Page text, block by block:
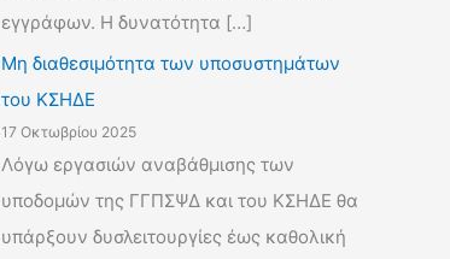
εγγράφων. Η δυνατότητα […]
Μη διαθεσιμότητα των υποσυστημάτων
του ΚΣΗΔΕ
17 Οκτωβρίου 2025
Λόγω εργασιών αναβάθμισης των
υποδομών της ΓΓΠΣΨΔ και του ΚΣΗΔΕ θα
υπάρξουν δυσλειτουργίες έως καθολική